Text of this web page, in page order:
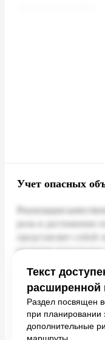
Учет опасных
Текст
расширенной
Раздел посвящен
при планировании
дополнительные